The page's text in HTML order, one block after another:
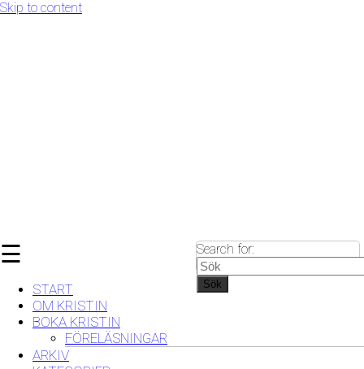
Skip to content
☰
START
OM KRISTIN
BOKA KRISTIN
FÖRELÄSNINGAR
ARKIV
Search for:
Sök